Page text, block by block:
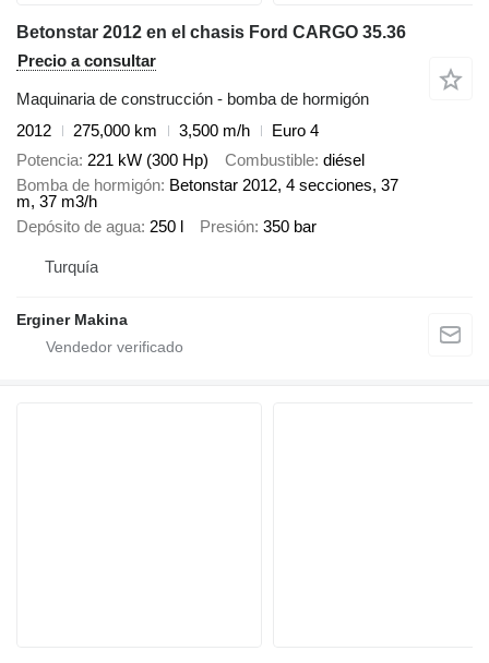
Betonstar 2012 en el chasis Ford CARGO 35.36
Precio a consultar
Maquinaria de construcción - bomba de hormigón
2012
275,000 km 3,500 m/h
Euro 4
Potencia 221 kW (300 Hp) Combustible diésel
Bomba de hormigón Betonstar 2012, 4 secciones, 37
m, 37 m3/h
Depósito de agua 250 l Presión 350 bar
Turquía
Erginer Makina